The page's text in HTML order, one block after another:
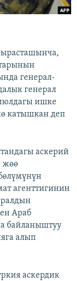
генерал-
генерал
ишке
катышкан деп
аскерий
жөө
агенттигинин
Араб
байланыштуу
алып
аскердик